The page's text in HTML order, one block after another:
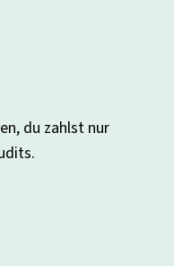
du zahlst nur